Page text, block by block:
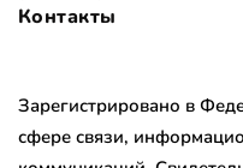
Контакты
Зарегистрировано в
сфере связи,